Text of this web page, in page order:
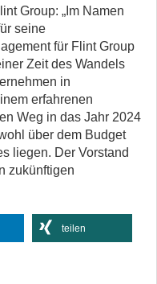
Group: „Im Namen
seine
für Flint Group
Zeit des Wandels
in
erfahrenen
Weg in das Jahr 2024
über dem Budget
liegen. Der Vorstand
zukünftigen
teilen